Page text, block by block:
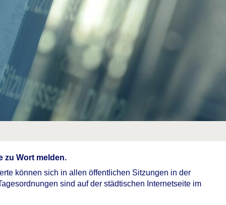
zu Wort melden.
können sich in allen öffentlichen Sitzungen in der
sind auf der städtischen Internetseite im